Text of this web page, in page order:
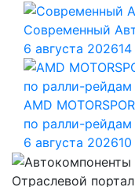
Современный
6 августа 202614
AMD
по ралли-рейдам
6 августа 202610
Отраслевой